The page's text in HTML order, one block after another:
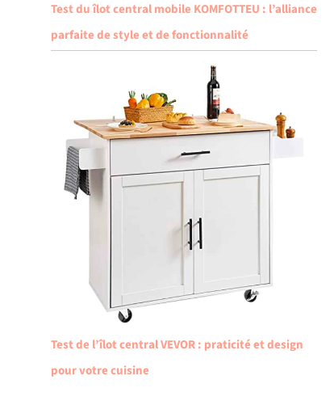
Test du îlot central mobile KOMFOTTEU : l’alliance
parfaite de style et de fonctionnalité
Test de l’îlot central VEVOR : praticité et design
pour votre cuisine